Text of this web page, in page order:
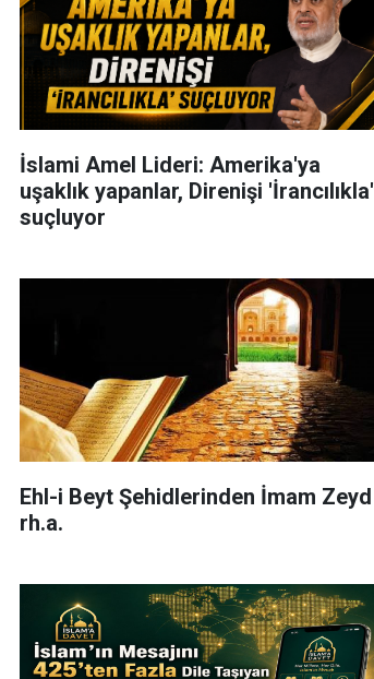
İslami Amel Lideri: Amerika'ya
uşaklık yapanlar, Direnişi 'İrancılıkla'
suçluyor
Ehl-i Beyt Şehidlerinden İmam Zeyd
rh.a.